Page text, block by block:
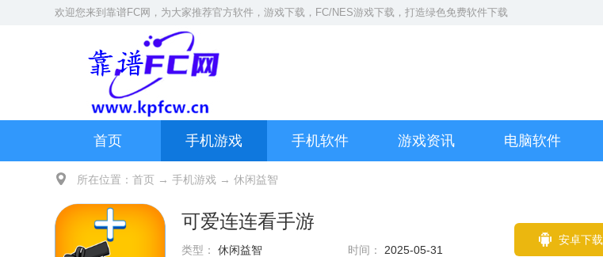
欢迎您来到 靠谱FC网 ，为大家推荐官方软件，游戏下载， FC/NES游戏下载 ，打造绿色免费软件下载
首页 手机游戏 手机软件 游戏资讯 电脑软件
所在位置： 首页 → 手机游戏 → 休闲益智
可爱连连看手游
类型： 休闲益智 时间： 2025-05-31
安卓下载